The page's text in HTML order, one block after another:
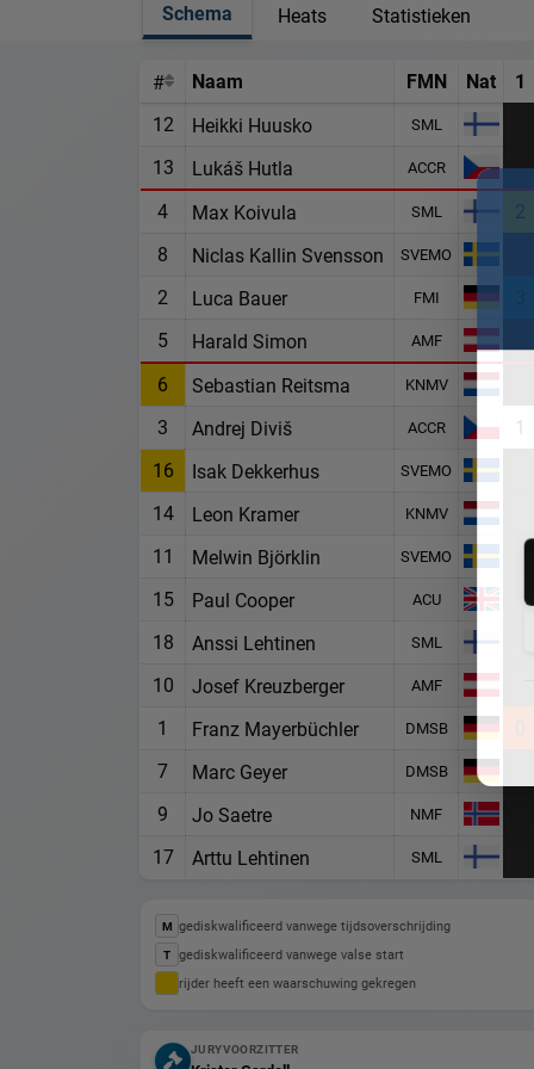
Schema Heats Statistieken
# Naam FMN Nat 1
12
Heikki Huusko SML
13
Lukáš Hutla ACCR
4
Max Koivula SML 2
8
Niclas Kallin Svensson SVEMO
2
Luca Bauer FMI
5
Harald Simon AMF
6
Sebastian Reitsma KNMV
3
Andrej Diviš ACCR 1
16
Isak Dekkerhus SVEMO
14
Leon Kramer KNMV
11
Melwin Björklin SVEMO
15
Paul Cooper ACU
18
Anssi Lehtinen SML
10
Josef Kreuzberger AMF
1
Franz Mayerbüchler DMSB
7
Marc Geyer DMSB
9
Jo Saetre NMF
17
Arttu Lehtinen SML
M gediskwalificeerd vanwege tijdsoverschrijding
T gediskwalificeerd vanwege valse start
rijder heeft een waarschuwing gekregen
JURYVOORZITTER